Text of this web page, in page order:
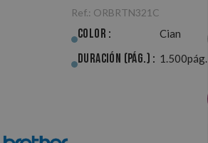
Ref.: ORBRTN321C
Color : Cian
Duración (pág.) : 1.500pág.